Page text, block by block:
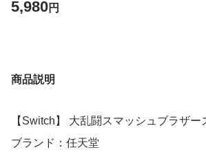
5,980円
商品説明
【Switch】 大乱闘スマッシュブラザー
ブランド：任天堂